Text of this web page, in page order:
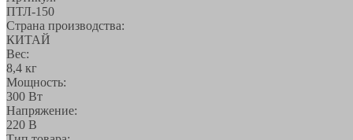
ПТЛ-150
Страна производства:
КИТАЙ
Вес:
8,4 кг
Мощность:
300 Вт
Напряжение:
220 В